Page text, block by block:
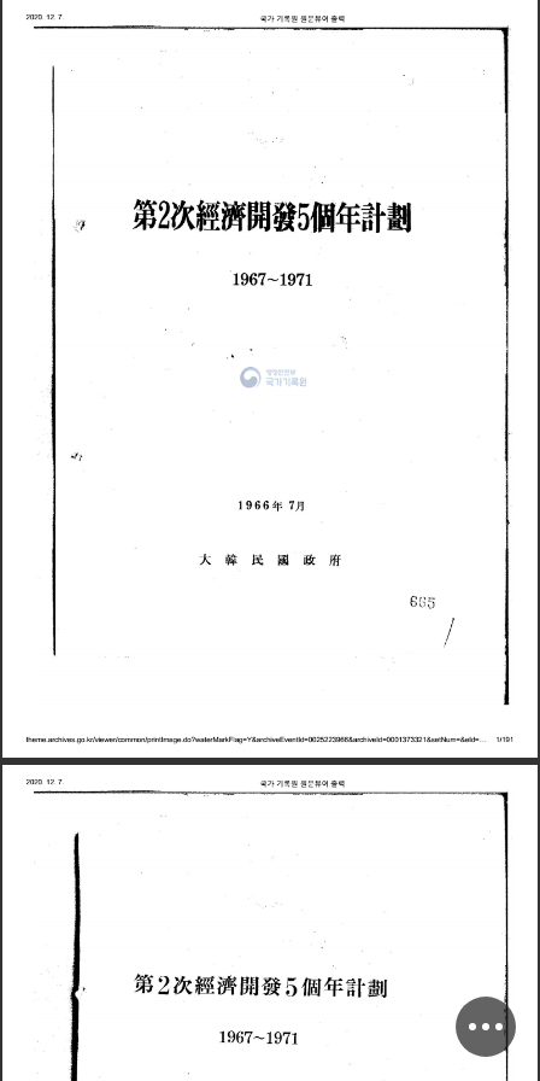
2 0 2 0 1 2 7 국가 기록원 원 문뷰어출력
the e a c h v es go k /v ie w e /co o /p i t a ge do ?w ate M a k F la g Y &a rc h iv e E v e tId 002 52 2 3966&a rc h iv e d 0001 3 7 332 1 &s etN u &e Id 1/19
2 0 2 0 1 2 7 국가 기록원 원 문뷰어출력